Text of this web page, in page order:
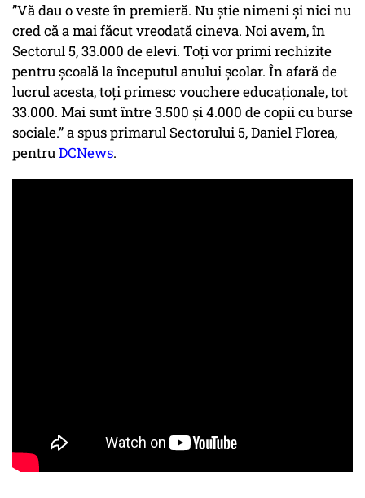
”Vă dau o veste în premieră. Nu știe nimeni și nici nu
cred că a mai făcut vreodată cineva. Noi avem, în
Sectorul 5, 33.000 de elevi. Toți vor primi rechizite
pentru școală la începutul anului școlar. În afară de
lucrul acesta, toți primesc vouchere educaționale, tot
33.000. Mai sunt între 3.500 și 4.000 de copii cu burse
sociale.” a spus primarul Sectorului 5, Daniel Florea,
pentruDCNews.